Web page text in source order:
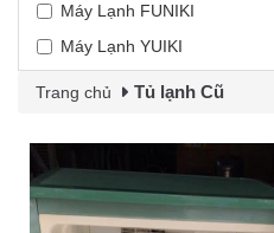
Máy Lạnh FUNIKI
Máy Lạnh YUIKI
Trang chủ Tủ lạnh Cũ